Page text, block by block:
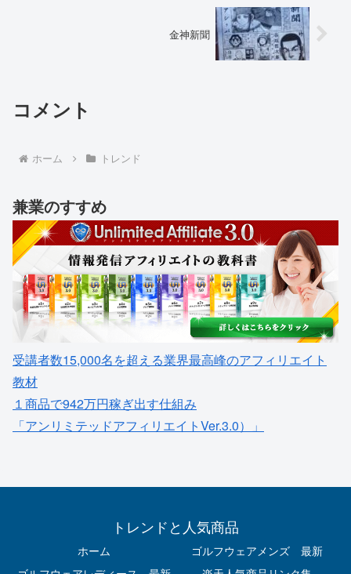
金神新聞
コメント
ホーム トレンド
兼業のすすめ
受講者数15,000名を超える業界最高峰のアフィリエイト
教材
１商品で942万円稼ぎ出す仕組み
「アンリミテッドアフィリエイトVer.3.0）」
トレンドと人気商品
ホーム
ゴルフウェアメンズ 最新